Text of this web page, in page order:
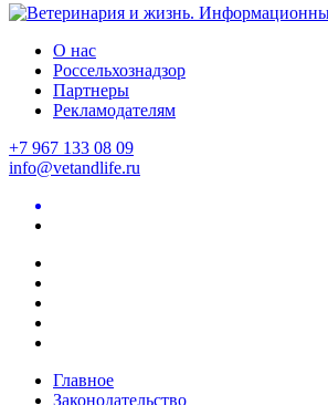
О нас
Россельхознадзор
Партнеры
Рекламодателям
+7 967 133 08 09
info@vetandlife.ru
Главное
Законодательство